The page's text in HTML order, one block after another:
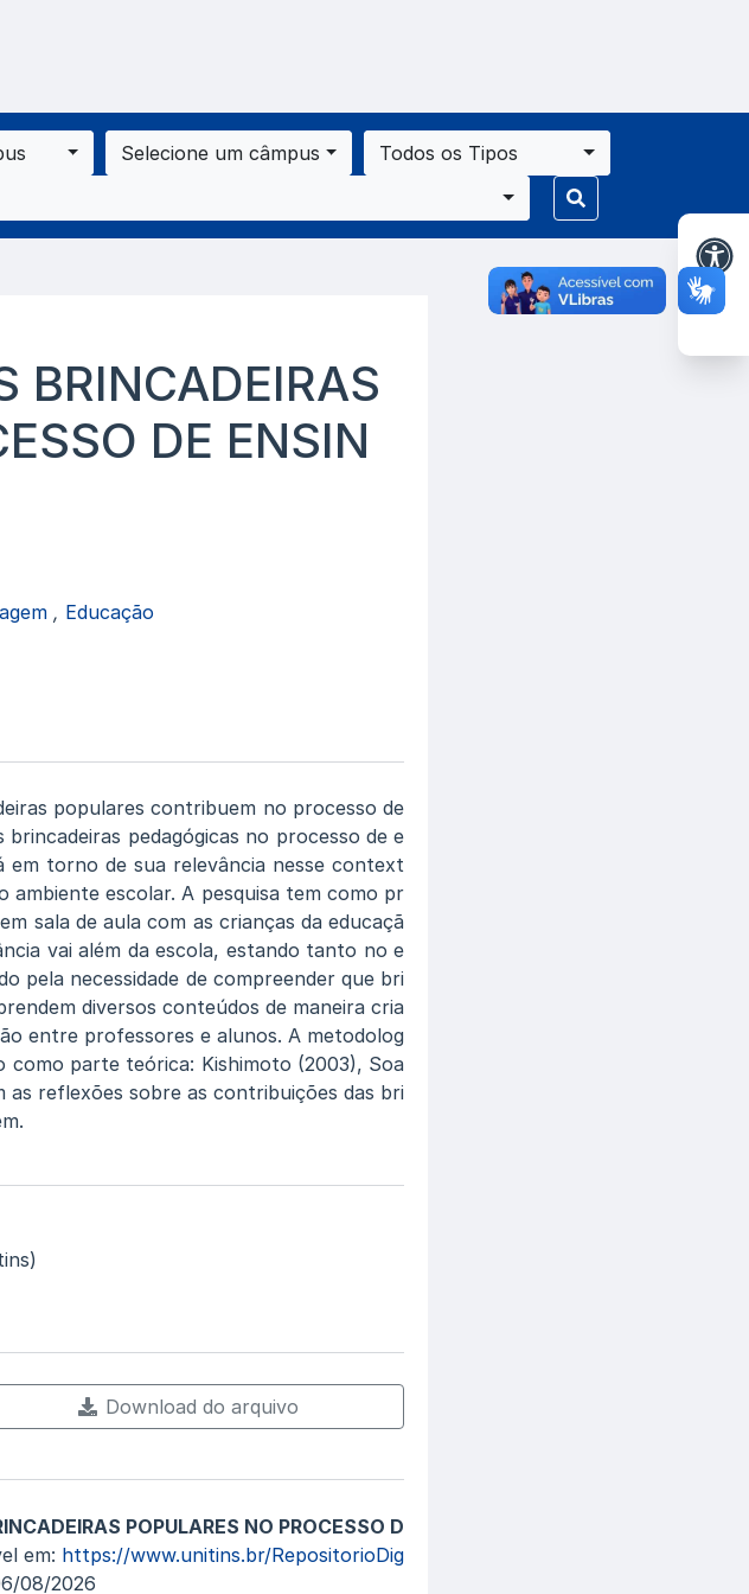
Selecione um câmpus
Todos os Tipos
BRINCADEIRAS
DE ENSIN
, Educação
populares contribuem no processo de
pedagógicas no processo de e
em torno de sua relevância nesse context
escolar. A pesquisa tem como pr
sala de aula com as crianças da educaçã
vai além da escola, estando tanto no e
pela necessidade de compreender que bri
diversos conteúdos de maneira cria
entre professores e alunos. A metodolog
como parte teórica: Kishimoto (2003), Soa
reflexões sobre as contribuições das bri
Download do arquivo
POPULARES NO PROCESSO D
em: https://www.unitins.br/RepositorioDig
08/2026